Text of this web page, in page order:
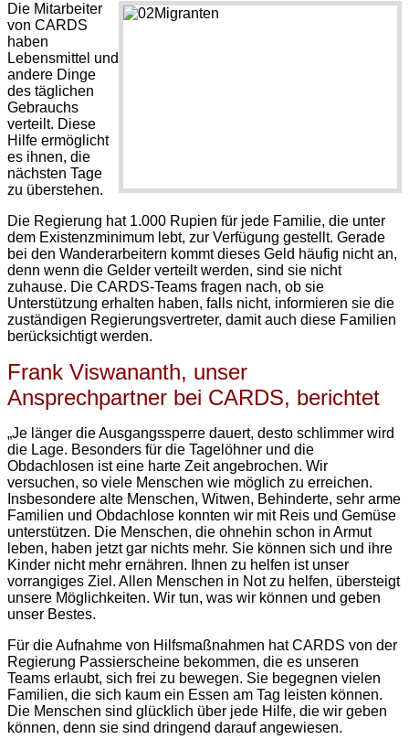
Die Mitarbeiter
von CARDS
haben
Lebensmittel und
andere Dinge
des täglichen
Gebrauchs
verteilt. Diese
Hilfe ermöglicht
es ihnen, die
nächsten Tage
zu überstehen.
Die Regierung hat 1.000 Rupien für jede Familie, die unter
dem Existenzminimum lebt, zur Verfügung gestellt. Gerade
bei den Wanderarbeitern kommt dieses Geld häufig nicht an,
denn wenn die Gelder verteilt werden, sind sie nicht
zuhause. Die CARDS-Teams fragen nach, ob sie
Unterstützung erhalten haben, falls nicht, informieren sie die
zuständigen Regierungsvertreter, damit auch diese Familien
berücksichtigt werden.
Frank Viswananth, unser
Ansprechpartner bei CARDS, berichtet
„Je länger die Ausgangssperre dauert, desto schlimmer wird
die Lage. Besonders für die Tagelöhner und die
Obdachlosen ist eine harte Zeit angebrochen. Wir
versuchen, so viele Menschen wie möglich zu erreichen.
Insbesondere alte Menschen, Witwen, Behinderte, sehr arme
Familien und Obdachlose konnten wir mit Reis und Gemüse
unterstützen. Die Menschen, die ohnehin schon in Armut
leben, haben jetzt gar nichts mehr. Sie können sich und ihre
Kinder nicht mehr ernähren. Ihnen zu helfen ist unser
vorrangiges Ziel. Allen Menschen in Not zu helfen, übersteigt
unsere Möglichkeiten. Wir tun, was wir können und geben
unser Bestes.
Für die Aufnahme von Hilfsmaßnahmen hat CARDS von der
Regierung Passierscheine bekommen, die es unseren
Teams erlaubt, sich frei zu bewegen. Sie begegnen vielen
Familien, die sich kaum ein Essen am Tag leisten können.
Die Menschen sind glücklich über jede Hilfe, die wir geben
können, denn sie sind dringend darauf angewiesen.